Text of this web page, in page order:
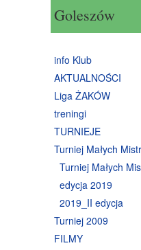
Goleszów
info Klub
AKTUALNOŚCI
Liga ŻAKÓW
treningi
TURNIEJE
Turniej Małych
Turniej Małych
edycja 2019
2019_II edycja
Turniej 2009
FILMY